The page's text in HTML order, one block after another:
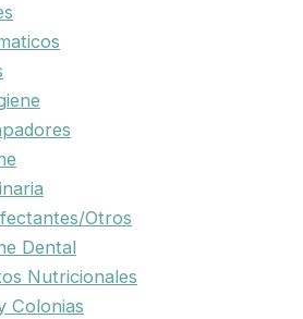
Otros
Dental
Nutricionales
Colonias